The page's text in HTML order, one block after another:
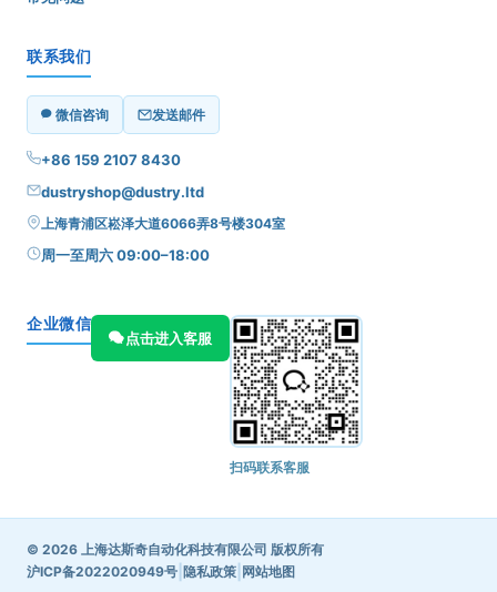
联系我们
微信咨询 发送邮件
+86 159 2107 8430
dustryshop@dustry.ltd
上海青浦区崧泽大道6066弄8号楼304室
周一至周六 09:00–18:00
企业微信
点击进入客服
扫码联系客服
© 2026 上海达斯奇自动化科技有限公司 版权所有
沪ICP备2022020949号 隐私政策 网站地图